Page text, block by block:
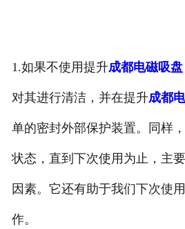
1.如果不使用提升成都电磁吸盘
对其进行清洁，并在提升成都
单的密封外部保护装置。同样
状态，直到下次使用为止，主
因素。它还有助于我们下次使
作。